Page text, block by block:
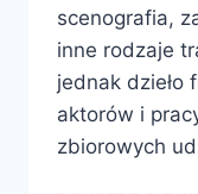
scenografia,
inne rodzaje
jednak dzieło
aktorów i
zbiorowych